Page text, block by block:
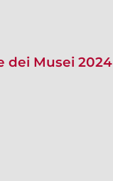
dei Musei 2024